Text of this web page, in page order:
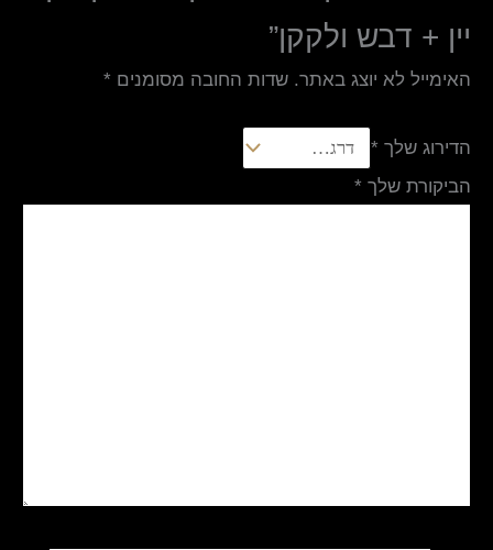
יין + דבש ולקקן”
האימייל לא יוצג באתר. שדות החובה מסומנים *
הדירוג שלך *
הביקורת שלך *